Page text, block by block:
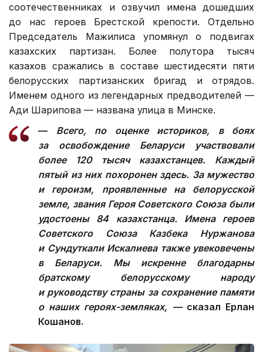
соотечественниках и озвучил имена дошедших
до нас героев Брестской крепости. Отдельно
Председатель Мажилиса упомянул о подвигах
казахских партизан. Более полутора тысяч
казахов сражались в составе шестидесяти пяти
белорусских партизанских бригад и отрядов.
Именем одного из легендарных предводителей —
Ади Шарипова — названа улица в Минске.
— Всего, по оценке историков, в боях
за освобождение Беларуси участвовали
более 120 тысяч казахстанцев. Каждый
пятый из них похоронен здесь. За мужество
и героизм, проявленные на белорусской
земле, звания Героя Советского Союза были
удостоены 84 казахстанца. Имена героев
Советского Союза Казбека Нуржанова
и Сундуткали Искалиева также увековечены
в Беларуси. Мы искренне благодарны
братскому белорусскому народу
и руководству страны за сохранение памяти
о наших героях-земляках, — сказал Ерлан
Кошанов.